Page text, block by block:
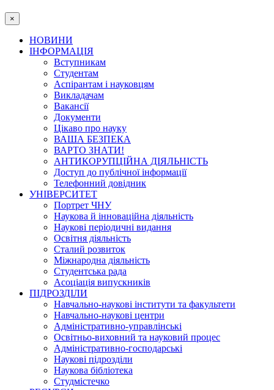
×
НОВИНИ
ІНФОРМАЦІЯ
Вступникам
Студентам
Аспірантам і науковцям
Викладачам
Вакансії
Документи
Цікаво про науку
ВАША БЕЗПЕКА
ВАРТО ЗНАТИ!
АНТИКОРУПЦІЙНА ДІЯЛЬНІСТЬ
Доступ до публічної інформації
Телефонний довідник
УНІВЕРСИТЕТ
Портрет ЧНУ
Наукова й інноваційна діяльність
Наукові періодичні видання
Освітня діяльність
Сталий розвиток
Міжнародна діяльність
Студентська рада
Асоціація випускників
ПІДРОЗДІЛИ
Навчально-наукові інститути та факультети
Навчально-наукові центри
Адміністративно-управлінські
Освітньо-виховний та науковий процес
Адміністративно-господарські
Наукові підрозділи
Наукова бібліотека
Студмістечко